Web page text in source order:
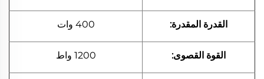
القدرة المقدرة: 400 وات
القوة القصوى: 1200 واط